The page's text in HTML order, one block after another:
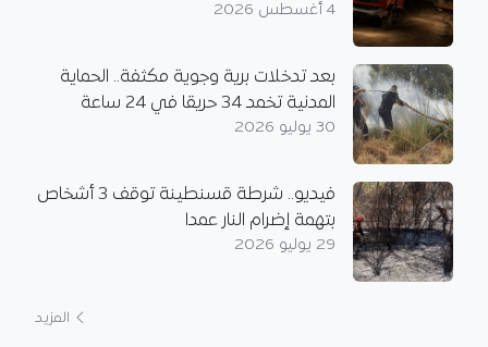
4 أغسطس 2026
بعد تدخلات برية وجوية مكثفة.. الحماية
المدنية تخمد 34 حريقا في 24 ساعة
30 يوليو 2026
فيديو.. شرطة قسنطينة توقف 3 أشخاص
بتهمة إضرام النار عمدا
29 يوليو 2026
المزيد